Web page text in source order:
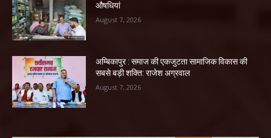
औषधियां
August 7, 2026
अम्बिकापुर : समाज की एकजुटता सामाजिक विकास की
सबसे बड़ी शक्ति: राजेश अग्रवाल
August 7, 2026